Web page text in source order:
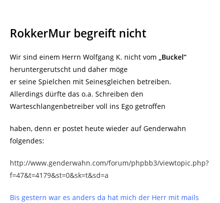
RokkerMur begreift nicht
Wir sind einem Herrn Wolfgang K. nicht vom „Buckel“
heruntergerutscht und daher möge
er seine Spielchen mit Seinesgleichen betreiben.
Allerdings dürfte das o.a. Schreiben den
Warteschlangenbetreiber voll ins Ego getroffen
haben, denn er postet heute wieder auf Genderwahn
folgendes:
http://www.genderwahn.com/forum/phpbb3/viewtopic.php?
f=47&t=4179&st=0&sk=t&sd=a
Bis gestern war es anders da hat mich der Herr mit mails